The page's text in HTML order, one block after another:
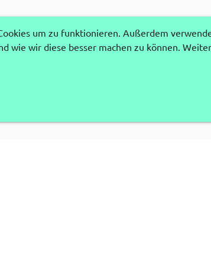
um zu funktionieren. Außerdem
wie wir diese besser machen zu können.